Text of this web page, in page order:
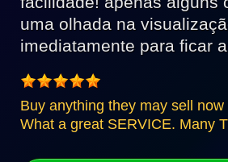
uma olhada na
imediatamente para ficar
Buy anything they may sell
What a great SERVICE. Many